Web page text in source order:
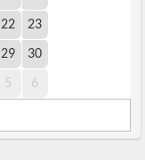
22 23
29 30
5 6